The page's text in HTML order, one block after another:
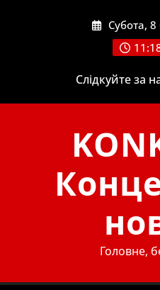
Субота,
Слідкуйте за
Головне,